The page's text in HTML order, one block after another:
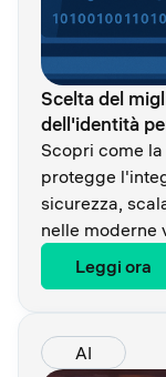
Scelta del
dell'identità
Scopri come
protegge
sicurezza,
nelle moderne
Leggi ora
AI